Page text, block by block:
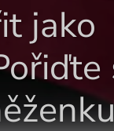
jako